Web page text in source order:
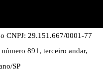
CNPJ: 29.151.667/0001-77
891, terceiro andar,
SP